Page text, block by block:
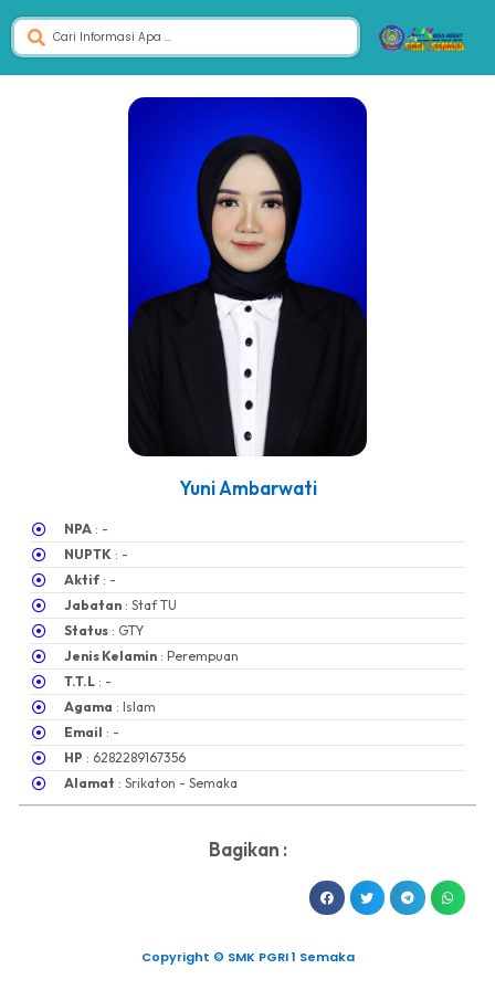
Yuni Ambarwati
NPA : -
NUPTK : -
Aktif : -
Jabatan : Staf TU
Status : GTY
Jenis Kelamin : Perempuan
T.T.L : -
Agama : Islam
Email : -
HP : 6282289167356
Alamat : Srikaton - Semaka
Bagikan :
Copyright © SMK PGRI 1 Semaka